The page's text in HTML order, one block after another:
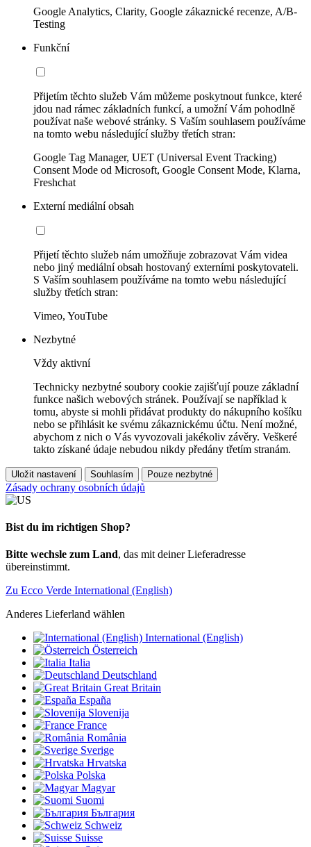
Google Analytics, Clarity, Google zákaznické recenze, A/B-
Testing
Funkční
Přijetím těchto služeb Vám můžeme poskytnout funkce, které
jdou nad rámec základních funkcí, a umožní Vám pohodlně
používat naše webové stránky. S Vaším souhlasem používáme
na tomto webu následující služby třetích stran:
Google Tag Manager, UET (Universal Event Tracking)
Consent Mode od Microsoft, Google Consent Mode, Klarna,
Freshchat
Externí mediální obsah
Přijetí těchto služeb nám umožňuje zobrazovat Vám videa
nebo jiný mediální obsah hostovaný externími poskytovateli.
S Vaším souhlasem používáme na tomto webu následující
služby třetích stran:
Vimeo, YouTube
Nezbytné
Vždy aktivní
Technicky nezbytné soubory cookie zajišťují pouze základní
funkce našich webových stránek. Používají se například k
tomu, abyste si mohli přidávat produkty do nákupního košíku
nebo se přihlásit ke svému zákaznickému účtu. Není možné,
abychom z nich o Vás vyvozovali jakékoliv závěry. Veškeré
takto získané údaje nebudou nikdy předány třetím stranám.
Uložit nastavení Souhlasím Pouze nezbytné
Zásady ochrany osobních údajů
Bist du im richtigen Shop?
Bitte wechsle zum Land, das mit deiner Lieferadresse
übereinstimmt.
Zu Ecco Verde International (English)
Anderes Lieferland wählen
International (English)
Österreich
Italia
Deutschland
Great Britain
España
Slovenija
France
România
Sverige
Hrvatska
Polska
Magyar
Suomi
България
Schweiz
Suisse